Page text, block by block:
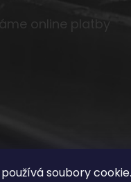
soubory
online platby